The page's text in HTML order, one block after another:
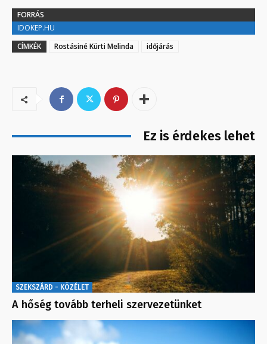
FORRÁS
IDOKEP.HU
CÍMKÉK
Rostásiné Kürti Melinda időjárás
Ez is érdekes lehet
SZEKSZÁRD - KÖZÉLET
A hőség tovább terheli szervezetünket